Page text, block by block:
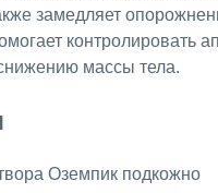
замедляет
контролировать
массы тела.
Оземпик подкожно